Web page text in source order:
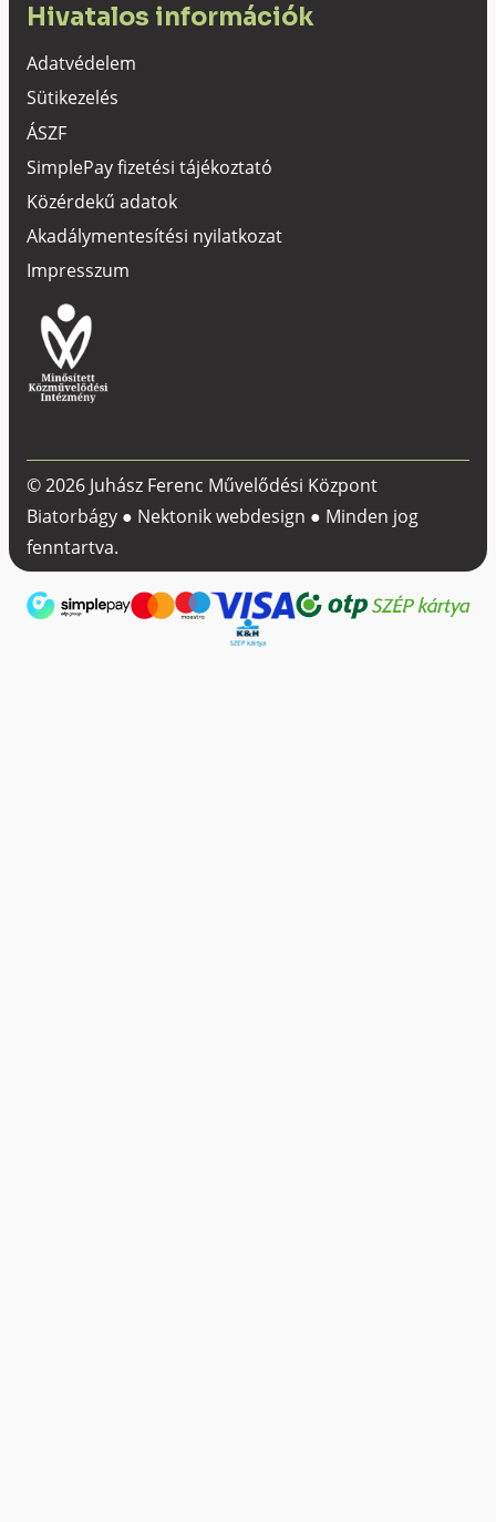
Hivatalos információk
Adatvédelem
Sütikezelés
ÁSZF
SimplePay fizetési tájékoztató
Közérdekű adatok
Akadálymentesítési nyilatkozat
Impresszum
© 2026 Juhász Ferenc Művelődési Központ
Biatorbágy ● Nektonik webdesign ● Minden jog
fenntartva.